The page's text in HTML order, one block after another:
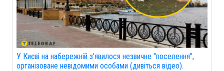
У Києві на набережній з'явилося незвичне "поселення",
організоване невідомими особами (дивіться відео).